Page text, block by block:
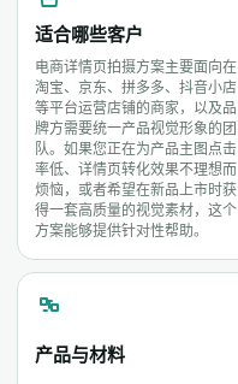
适合哪些客户
电商详情页拍摄方案主要面向在
淘宝、京东、拼多多、抖音小店
等平台运营店铺的商家，以及品
牌方需要统一产品视觉形象的团
队。如果您正在为产品主图点击
率低、详情页转化效果不理想而
烦恼，或者希望在新品上市时获
得一套高质量的视觉素材，这个
方案能够提供针对性帮助。
产品与材料